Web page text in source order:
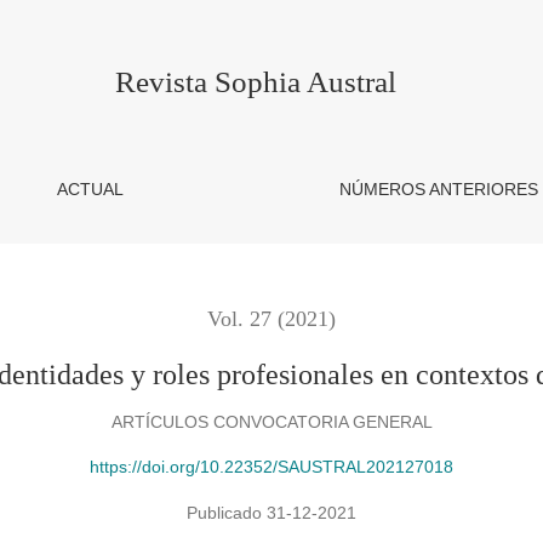
en contextos de escolarización
Revista Sophia Austral
ACTUAL NÚMEROS ANTERIORES
Vol. 27 (2021)
y roles profesionales en contextos
ARTÍCULOS CONVOCATORIA GENERAL
https://doi.org/10.22352/SAUSTRAL202127018
Publicado 31-12-2021